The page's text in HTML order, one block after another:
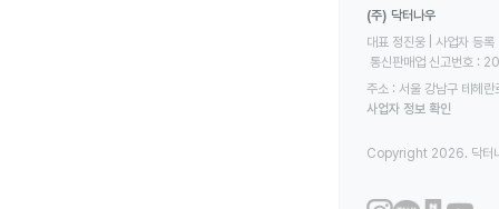
(주) 닥터나우
대표 정진웅 | 사업자
통신판매업 신고번호
주소 : 서울 강남구 테헤
사업자 정보 확인
Copyright 2026. 닥터